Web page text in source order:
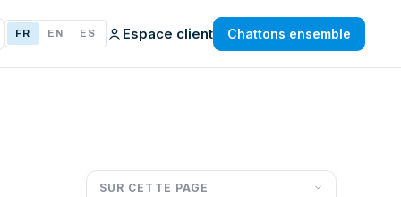
FR EN ES Espace client Chattons ensemble
SUR CETTE PAGE